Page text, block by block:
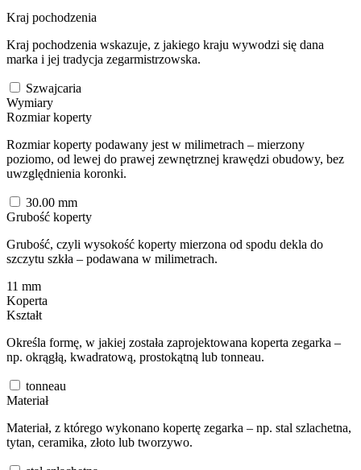
Kraj pochodzenia
Kraj pochodzenia wskazuje, z jakiego kraju wywodzi się dana
marka i jej tradycja zegarmistrzowska.
Szwajcaria
Wymiary
Rozmiar koperty
Rozmiar koperty podawany jest w milimetrach – mierzony
poziomo, od lewej do prawej zewnętrznej krawędzi obudowy, bez
uwzględnienia koronki.
30.00 mm
Grubość koperty
Grubość, czyli wysokość koperty mierzona od spodu dekla do
szczytu szkła – podawana w milimetrach.
11 mm
Koperta
Kształt
Określa formę, w jakiej została zaprojektowana koperta zegarka –
np. okrągłą, kwadratową, prostokątną lub tonneau.
tonneau
Materiał
Materiał, z którego wykonano kopertę zegarka – np. stal szlachetna,
tytan, ceramika, złoto lub tworzywo.